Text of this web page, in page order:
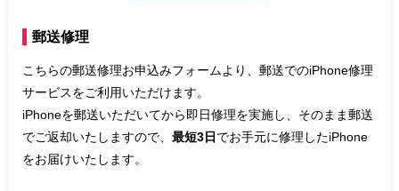
郵送修理
こちらの郵送修理お申込みフォームより、郵送でのiPhone修理
サービスをご利用いただけます。
iPhoneを郵送いただいてから即日修理を実施し、そのまま郵送
でご返却いたしますので、 最短3日 でお手元に修理したiPhone
をお届けいたします。